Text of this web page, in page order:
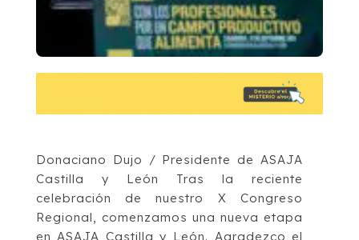
Donaciano Dujo / Presidente de ASAJA
Castilla y León Tras la reciente
celebración de nuestro X Congreso
Regional, comenzamos una nueva etapa
en ASAJA Castilla y León. Agradezco el